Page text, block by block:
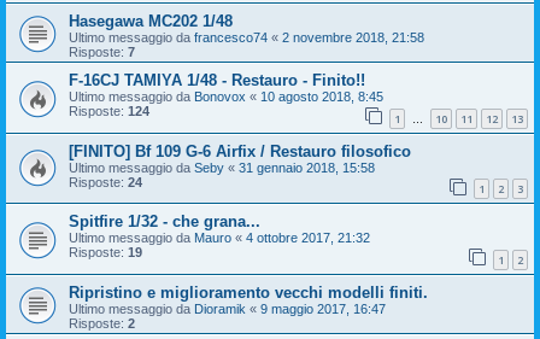
Hasegawa MC202 1/48
Ultimo messaggio da francesco74 « 2 novembre 2018, 21:58
Risposte: 7
F-16CJ TAMIYA 1/48 - Restauro - Finito!!
Ultimo messaggio da Bonovox « 10 agosto 2018, 8:45
Risposte: 124 1 … 10 11 12 13
[FINITO] Bf 109 G-6 Airfix / Restauro filosofico
Ultimo messaggio da Seby « 31 gennaio 2018, 15:58
Risposte: 24 1 2 3
Spitfire 1/32 - che grana...
Ultimo messaggio da Mauro « 4 ottobre 2017, 21:32
Risposte: 19 1 2
Ripristino e miglioramento vecchi modelli finiti.
Ultimo messaggio da Dioramik « 9 maggio 2017, 16:47
Risposte: 2